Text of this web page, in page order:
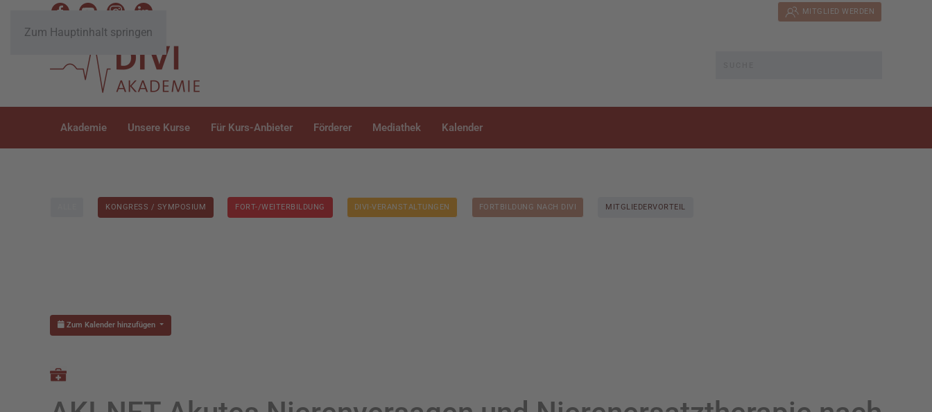
Zum Hauptinhalt springen
MITGLIED WERDEN
Akademie Unsere Kurse Für Kurs-Anbieter Förderer Mediathek Kalender
KONGRESS / SYMPOSIUM FORT-/WEITERBILDUNG DIVI-VERANSTALTUNGEN FORTBILDUNG NACH DIVI MITGLIEDERVORTEIL
Zum Kalender hinzufügen